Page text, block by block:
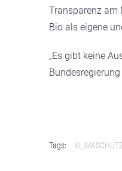
Transparenz am
Bio als eigene
„Es gibt keine
Tags: